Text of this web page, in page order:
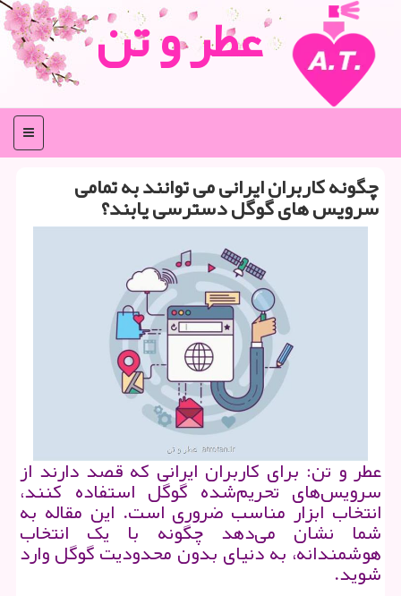
عطر و تن
منو
چگونه کاربران ایرانی می توانند به تمامی
سرویس های گوگل دسترسی یابند؟
عطر و تن: برای کاربران ایرانی که قصد دارند از
سرویس‌های تحریم‌شده گوگل استفاده کنند،
انتخاب ابزار مناسب ضروری است. این مقاله به
شما نشان می‌دهد چگونه با یک انتخاب
هوشمندانه، به دنیای بدون محدودیت گوگل وارد
شوید.